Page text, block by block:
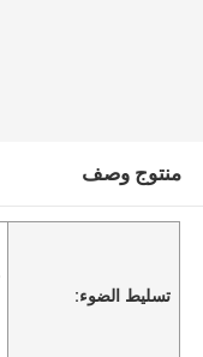
منتوج وصف
تسليط الضوء: